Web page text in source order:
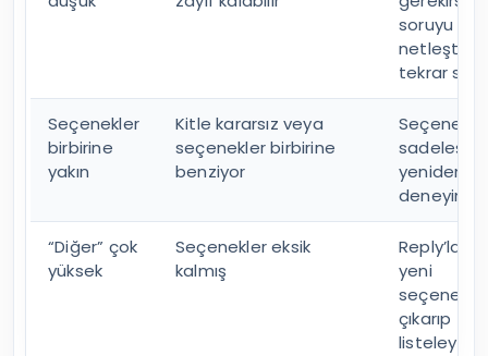
soruyu
netleştirip
tekrar
Seçenekler
birbirine
yakın
Kitle kararsız veya
seçenekler birbirine
benziyor
yeniden
deneyin
“Diğer” çok
yüksek
Seçenekler eksik
kalmış
yeni
çıkarıp
listeleyin